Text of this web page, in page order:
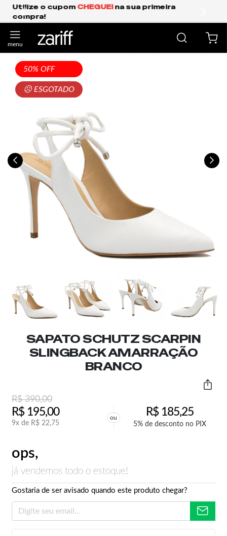
Frete Grátis Expresso para o Sul e São Paulo.
anterior
50% OFF
☹ ESGOTADO
SAPATO SCHUTZ SCARPIN
SLINGBACK AMARRAÇÃO
BRANCO
R$390,00
R$195,00
9x de R$ 22,75
ou R$185,25
5% de desconto no PIX
ops,
já vendemos todo o estoque!
Gostaria de ser avisado quando este produto chegar?